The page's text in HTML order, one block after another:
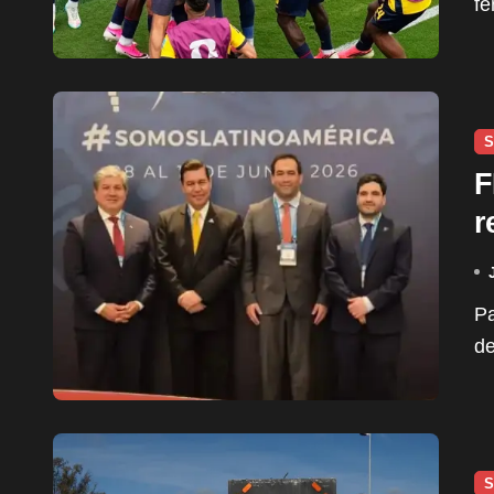
Paraguay fue galardonado con el premio “Revelación